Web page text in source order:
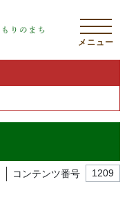
メニュー
コンテンツ番号 1209